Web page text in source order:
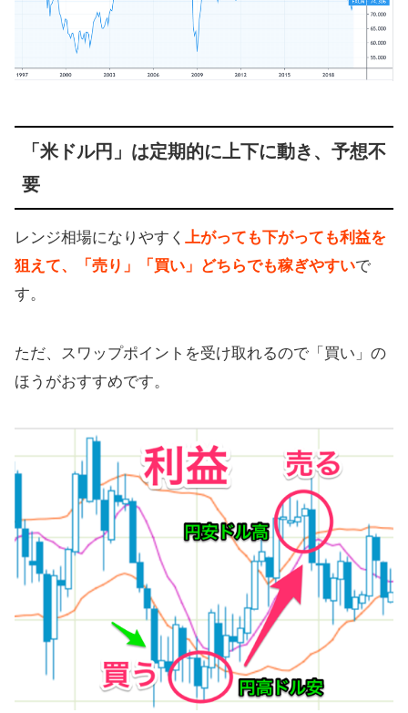
「米ドル円」は定期的に上下に動き、予想不
要
レンジ相場になりやすく 上がっても下がっても利益を
狙えて、「売り」「買い」どちらでも稼ぎやすいで
す。
ただ、スワップポイントを受け取れるので「買い」の
ほうがおすすめです。